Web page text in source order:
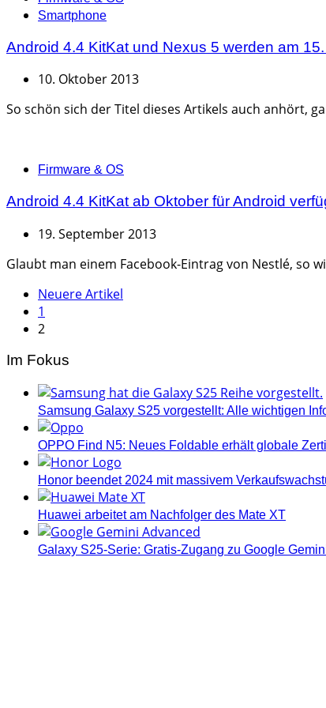
Smartphone
Android 4.4 KitKat und Nexus 5 werden am
10. Oktober 2013
So schön sich der Titel dieses Artikels auch anhört,
Categories
Firmware & OS
Android 4.4 KitKat ab Oktober für Android
19. September 2013
Glaubt man einem Facebook-Eintrag von Nestlé, so
Seitennummerierung
der
Beiträge
Neuere Artikel
1
2
Im Fokus
Samsung Galaxy S25 vorgestellt: Alle wichtigen
OPPO Find N5: Neues Foldable erhält globale
Honor beendet 2024 mit massivem
Huawei arbeitet am Nachfolger des Mate XT
Galaxy S25-Serie: Gratis-Zugang zu Google